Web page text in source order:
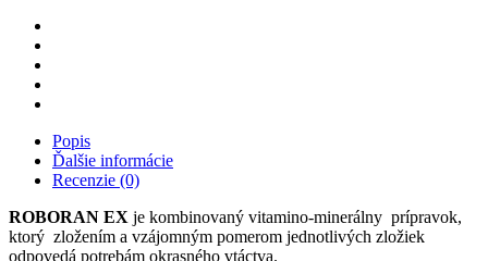
Popis
Ďalšie informácie
Recenzie (0)
ROBORAN EX je kombinovaný vitamino-minerálny prípravok,
ktorý zložením a vzájomným pomerom jednotlivých zložiek
odpovedá potrebám okrasného vtáctva.